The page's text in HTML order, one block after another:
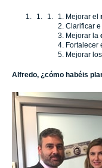
Mejorar el
Clarificar
Mejorar la
Fortalecer
Mejorar los
Alfredo, ¿cómo habéis